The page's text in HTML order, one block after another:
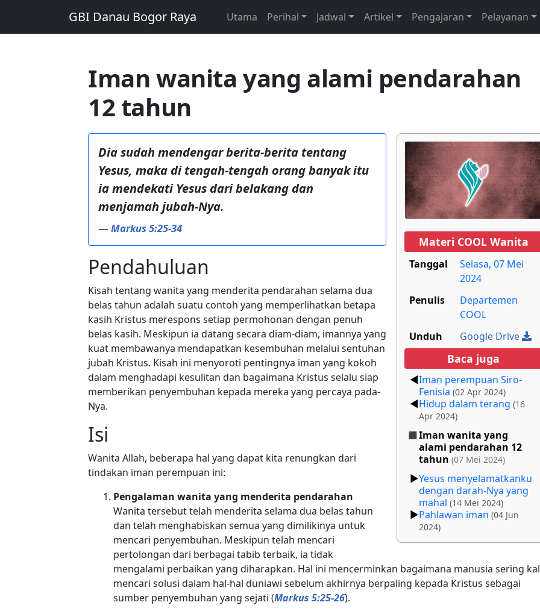
GBI Danau Bogor Raya Utama Perihal Jadwal Artikel Pengajaran Pelayanan
Iman wanita yang alami pendarahan
12 tahun
Materi COOL Wanita
Tanggal
Selasa, 07 Mei
2024
Penulis
Departemen
COOL
Unduh
Google Drive
Baca juga
Iman perempuan Siro-
Fenisia (02 Apr 2024)
Hidup dalam terang (16
Apr 2024)
Iman wanita yang
alami pendarahan 12
tahun (07 Mei 2024)
Yesus menyelamatkanku
dengan darah-Nya yang
mahal (14 Mei 2024)
Pahlawan iman (04 Jun
2024)
Dia sudah mendengar berita-berita tentang
Yesus, maka di tengah-tengah orang banyak itu
ia mendekati Yesus dari belakang dan
menjamah jubah-Nya.
— Markus 5:25-34
Pendahuluan
Kisah tentang wanita yang menderita pendarahan selama dua
belas tahun adalah suatu contoh yang memperlihatkan betapa
kasih Kristus merespons setiap permohonan dengan penuh
belas kasih. Meskipun ia datang secara diam-diam, imannya yang
kuat membawanya mendapatkan kesembuhan melalui sentuhan
jubah Kristus. Kisah ini menyoroti pentingnya iman yang kokoh
dalam menghadapi kesulitan dan bagaimana Kristus selalu siap
memberikan penyembuhan kepada mereka yang percaya pada-
Nya.
Isi
Wanita Allah, beberapa hal yang dapat kita renungkan dari
tindakan iman perempuan ini:
Pengalaman wanita yang menderita pendarahan
Wanita tersebut telah menderita selama dua belas tahun
dan telah menghabiskan semua yang dimilikinya untuk
mencari penyembuhan. Meskipun telah mencari
pertolongan dari berbagai tabib terbaik, ia tidak
mengalami perbaikan yang diharapkan. Hal ini mencerminkan bagaimana manusia sering
mencari solusi dalam hal-hal duniawi sebelum akhirnya berpaling kepada Kristus sebagai
sumber penyembuhan yang sejati (Markus 5:25-26).